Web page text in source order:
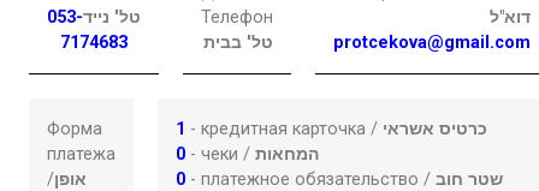
טל' נייד053-
7174683
Телефон
טל' בבית
דוא"ל
protcekova@gmail.com
Форма
платежа
/אופן
1 - кредитная карточка / כרטיס אשראי
0 - чеки /המחאות
0 - платежное обязательство /שטר חוב